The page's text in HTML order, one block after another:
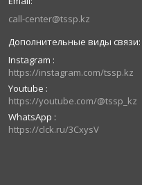
call-center@tssp.kz
Instagram
https://instagram.com/tssp.kz
Youtube
https://youtube.com/@tssp_kz
WhatsApp
https://clck.ru/3CxysV